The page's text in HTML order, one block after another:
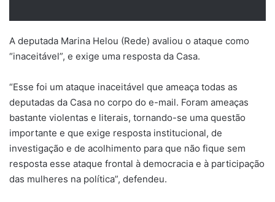
A deputada Marina Helou (Rede) avaliou o ataque como
“inaceitável”, e exige uma resposta da Casa.
“Esse foi um ataque inaceitável que ameaça todas as
deputadas da Casa no corpo do e-mail. Foram ameaças
bastante violentas e literais, tornando-se uma questão
importante e que exige resposta institucional, de
investigação e de acolhimento para que não fique sem
resposta esse ataque frontal à democracia e à participação
das mulheres na política”, defendeu.